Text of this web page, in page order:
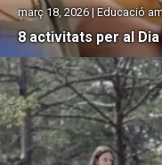
8 activitats per al Dia
març 18, 2026 | Educació